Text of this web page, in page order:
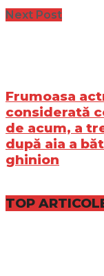
Next Post
Frumoasa
considerată
de acum, a
după aia a
ghinion
TOP